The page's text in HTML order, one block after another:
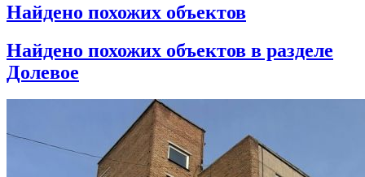
Найдено похожих объектов
Найдено похожих объектов в разделе
Долевое